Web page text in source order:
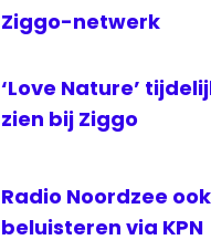
Ziggo-netwerk
‘Love Nature’
zien bij Ziggo
Radio Noordzee
beluisteren via KPN